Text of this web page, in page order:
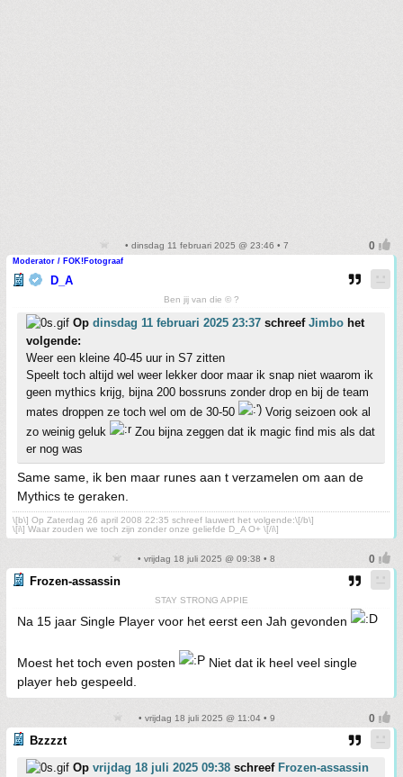
• dinsdag 11 februari 2025 @ 23:46 • 7
Moderator / FOK!Fotograaf
D_A
Ben jij van die © ?
Op dinsdag 11 februari 2025 23:37 schreef Jimbo het
volgende:
Weer een kleine 40-45 uur in S7 zitten
Speelt toch altijd wel weer lekker door maar ik snap niet waarom ik
geen mythics krijg, bijna 200 bossruns zonder drop en bij de team
mates droppen ze toch wel om de 30-50
Vorig seizoen ook al
zo weinig geluk
Zou bijna zeggen dat ik magic find mis als dat
er nog was
Same same, ik ben maar runes aan t verzamelen om aan de
Mythics te geraken.
\[b\] Op Zaterdag 26 april 2008 22:35 schreef lauwert het volgende:\[/b\]
\[i\] Waar zouden we toch zijn zonder onze geliefde D_A O+ \[/i\]
• vrijdag 18 juli 2025 @ 09:38 • 8
Frozen-assassin
STAY STRONG APPIE
Na 15 jaar Single Player voor het eerst een Jah gevonden
Moest het toch even posten
Niet dat ik heel veel single
player heb gespeeld.
• vrijdag 18 juli 2025 @ 11:04 • 9
Bzzzzt
Op vrijdag 18 juli 2025 09:38 schreef Frozen-assassin